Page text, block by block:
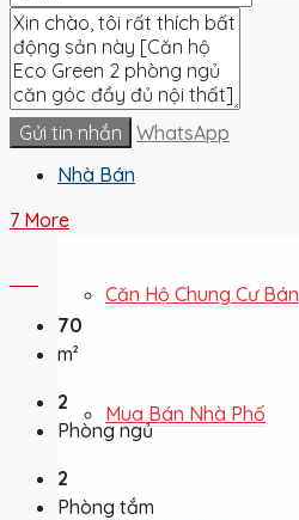
Cho Thuê
Nhà Bán
Căn Hộ Chung Cư Bán
Mua Bán Nhà Phố
Gửi tin nhắn WhatsApp
7 More
70
m²
2
Phòng ngủ
2
Phòng tắm